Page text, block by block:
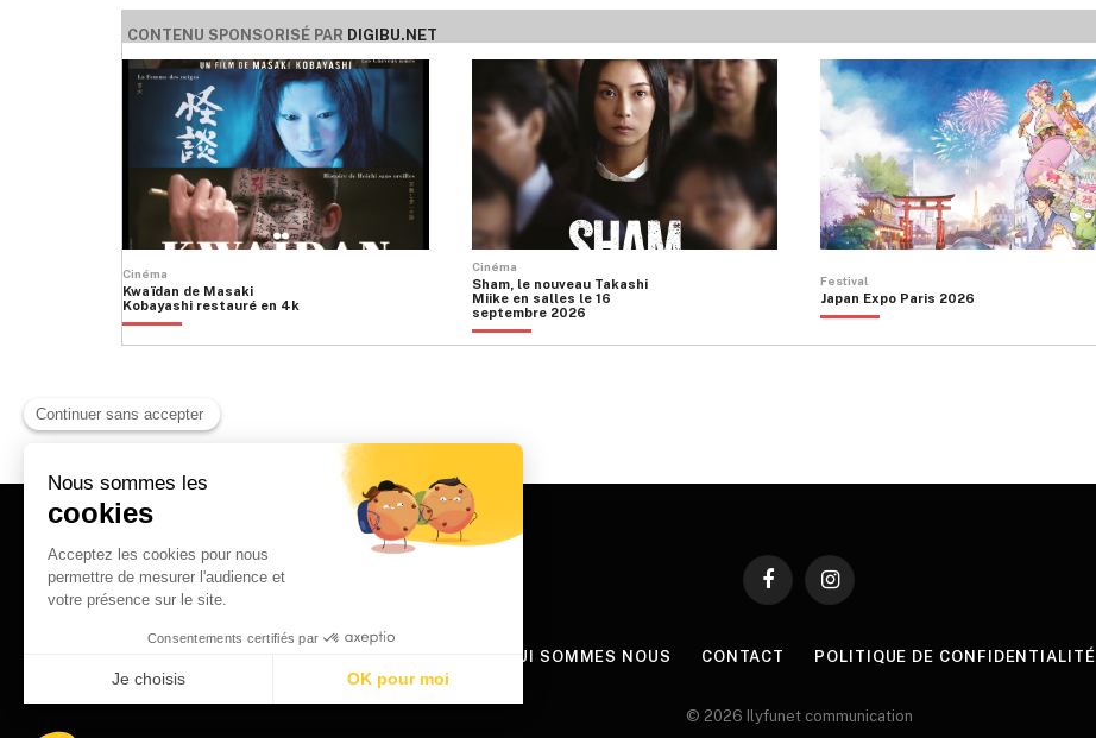
CONTENU SPONSORISÉ PAR DIGIBU.NET
Cinéma
Kwaïdan de Masaki
Kobayashi restauré en 4k
Cinéma
Sham, le nouveau Takashi
Miike en salles le 16
septembre 2026
Festival
Japan Expo Paris 2026
FacebookInstagram
QUI SOMMES NOUS CONTACT POLITIQUE DE CONFIDENTIALITÉ
© 2026 Ilyfunet communication